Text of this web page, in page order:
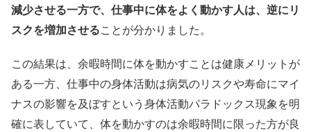
減少させる一方で、仕事中に体をよく動かす人は、逆にリ
スクを増加させることが分かりました。
この結果は、余暇時間に体を動かすことは健康メリットが
ある一方、仕事中の身体活動は病気のリスクや寿命にマイ
ナスの影響を及ぼすという身体活動パラドックス現象を明
確に表していて、体を動かすのは余暇時間に限った方が良